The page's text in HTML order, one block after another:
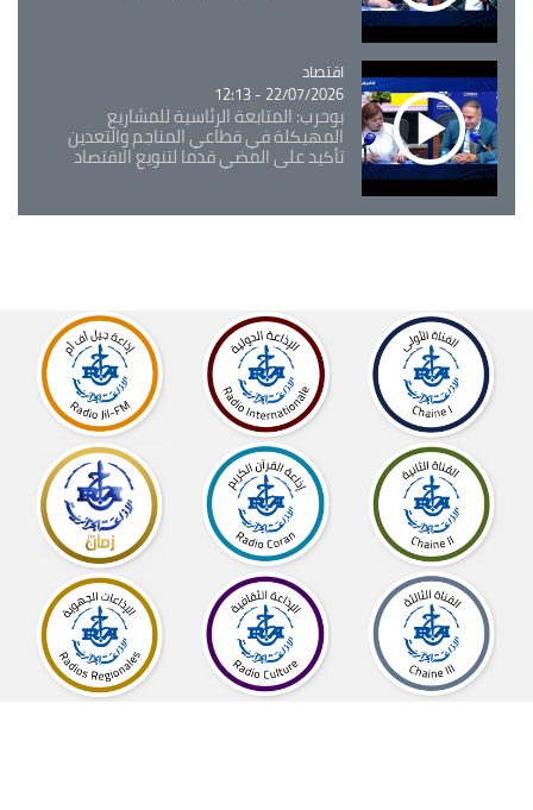
Catégorie
اقتصاد
22/07/2026 - 12:13
بوحرب: المتابعة الرئاسية للمشاريع
المهيكلة في قطاعي المناجم والتعدين
تأكيد على المضي قدما لتنويع الاقتصاد